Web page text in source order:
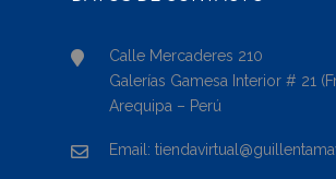
Calle Mercaderes 210
Galerías Gamesa Interior # 21
Arequipa – Perú
Email: